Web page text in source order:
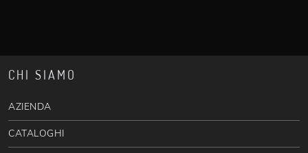
CHI SIAMO
AZIENDA
CATALOGHI